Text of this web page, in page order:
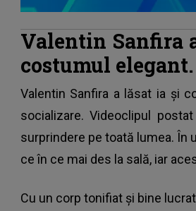
Valentin Sanfira
costumul
Valentin Sanfira a lăsat ia și
socializare. Videoclipul
surprindere pe toată lumea. În
ce în ce mai des la sală, iar
Cu un corp tonifiat și bine